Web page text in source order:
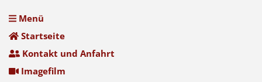
Menü
Startseite
Kontakt und Anfahrt
Imagefilm